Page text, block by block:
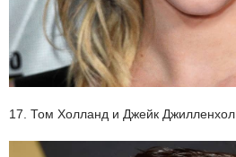
17. Том Холланд и Джейк Джилленхол